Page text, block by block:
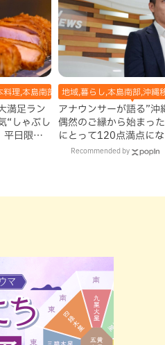
料理,本島南部,那覇市
満足ラン
“しゃぶし
平日限定
地域,暮らし,本島南部,沖縄
アナウンサーが語る”沖
偶然のご縁から始まっ
にとって120点満点に
Recommended by